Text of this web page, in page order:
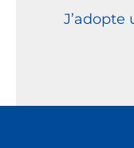
J’adopte